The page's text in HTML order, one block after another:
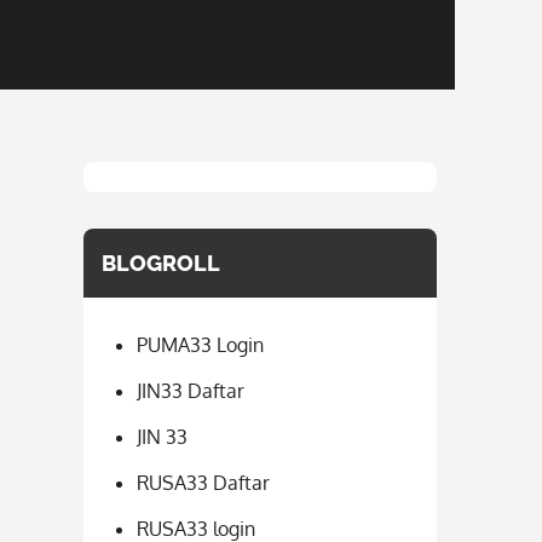
BLOGROLL
PUMA33 Login
JIN33 Daftar
JIN 33
RUSA33 Daftar
RUSA33 login